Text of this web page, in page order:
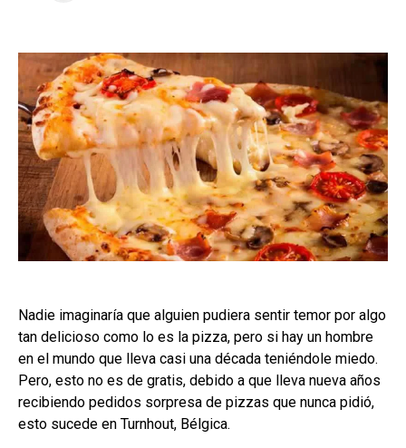
Nadie imaginaría que alguien pudiera sentir temor por algo
tan delicioso como lo es la pizza, pero si hay un hombre
en el mundo que lleva casi una década teniéndole miedo.
Pero, esto no es de gratis, debido a que lleva nueva años
recibiendo pedidos sorpresa de pizzas que nunca pidió,
esto sucede en Turnhout, Bélgica.